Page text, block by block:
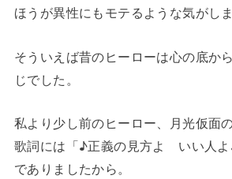
ほうが異性にもモテるような気がし
そういえば昔のヒーローは心の底か
じでした。
私より少し前のヒーロー、月光仮面
歌詞には「♪正義の見方よ いい人よ
でありましたから。